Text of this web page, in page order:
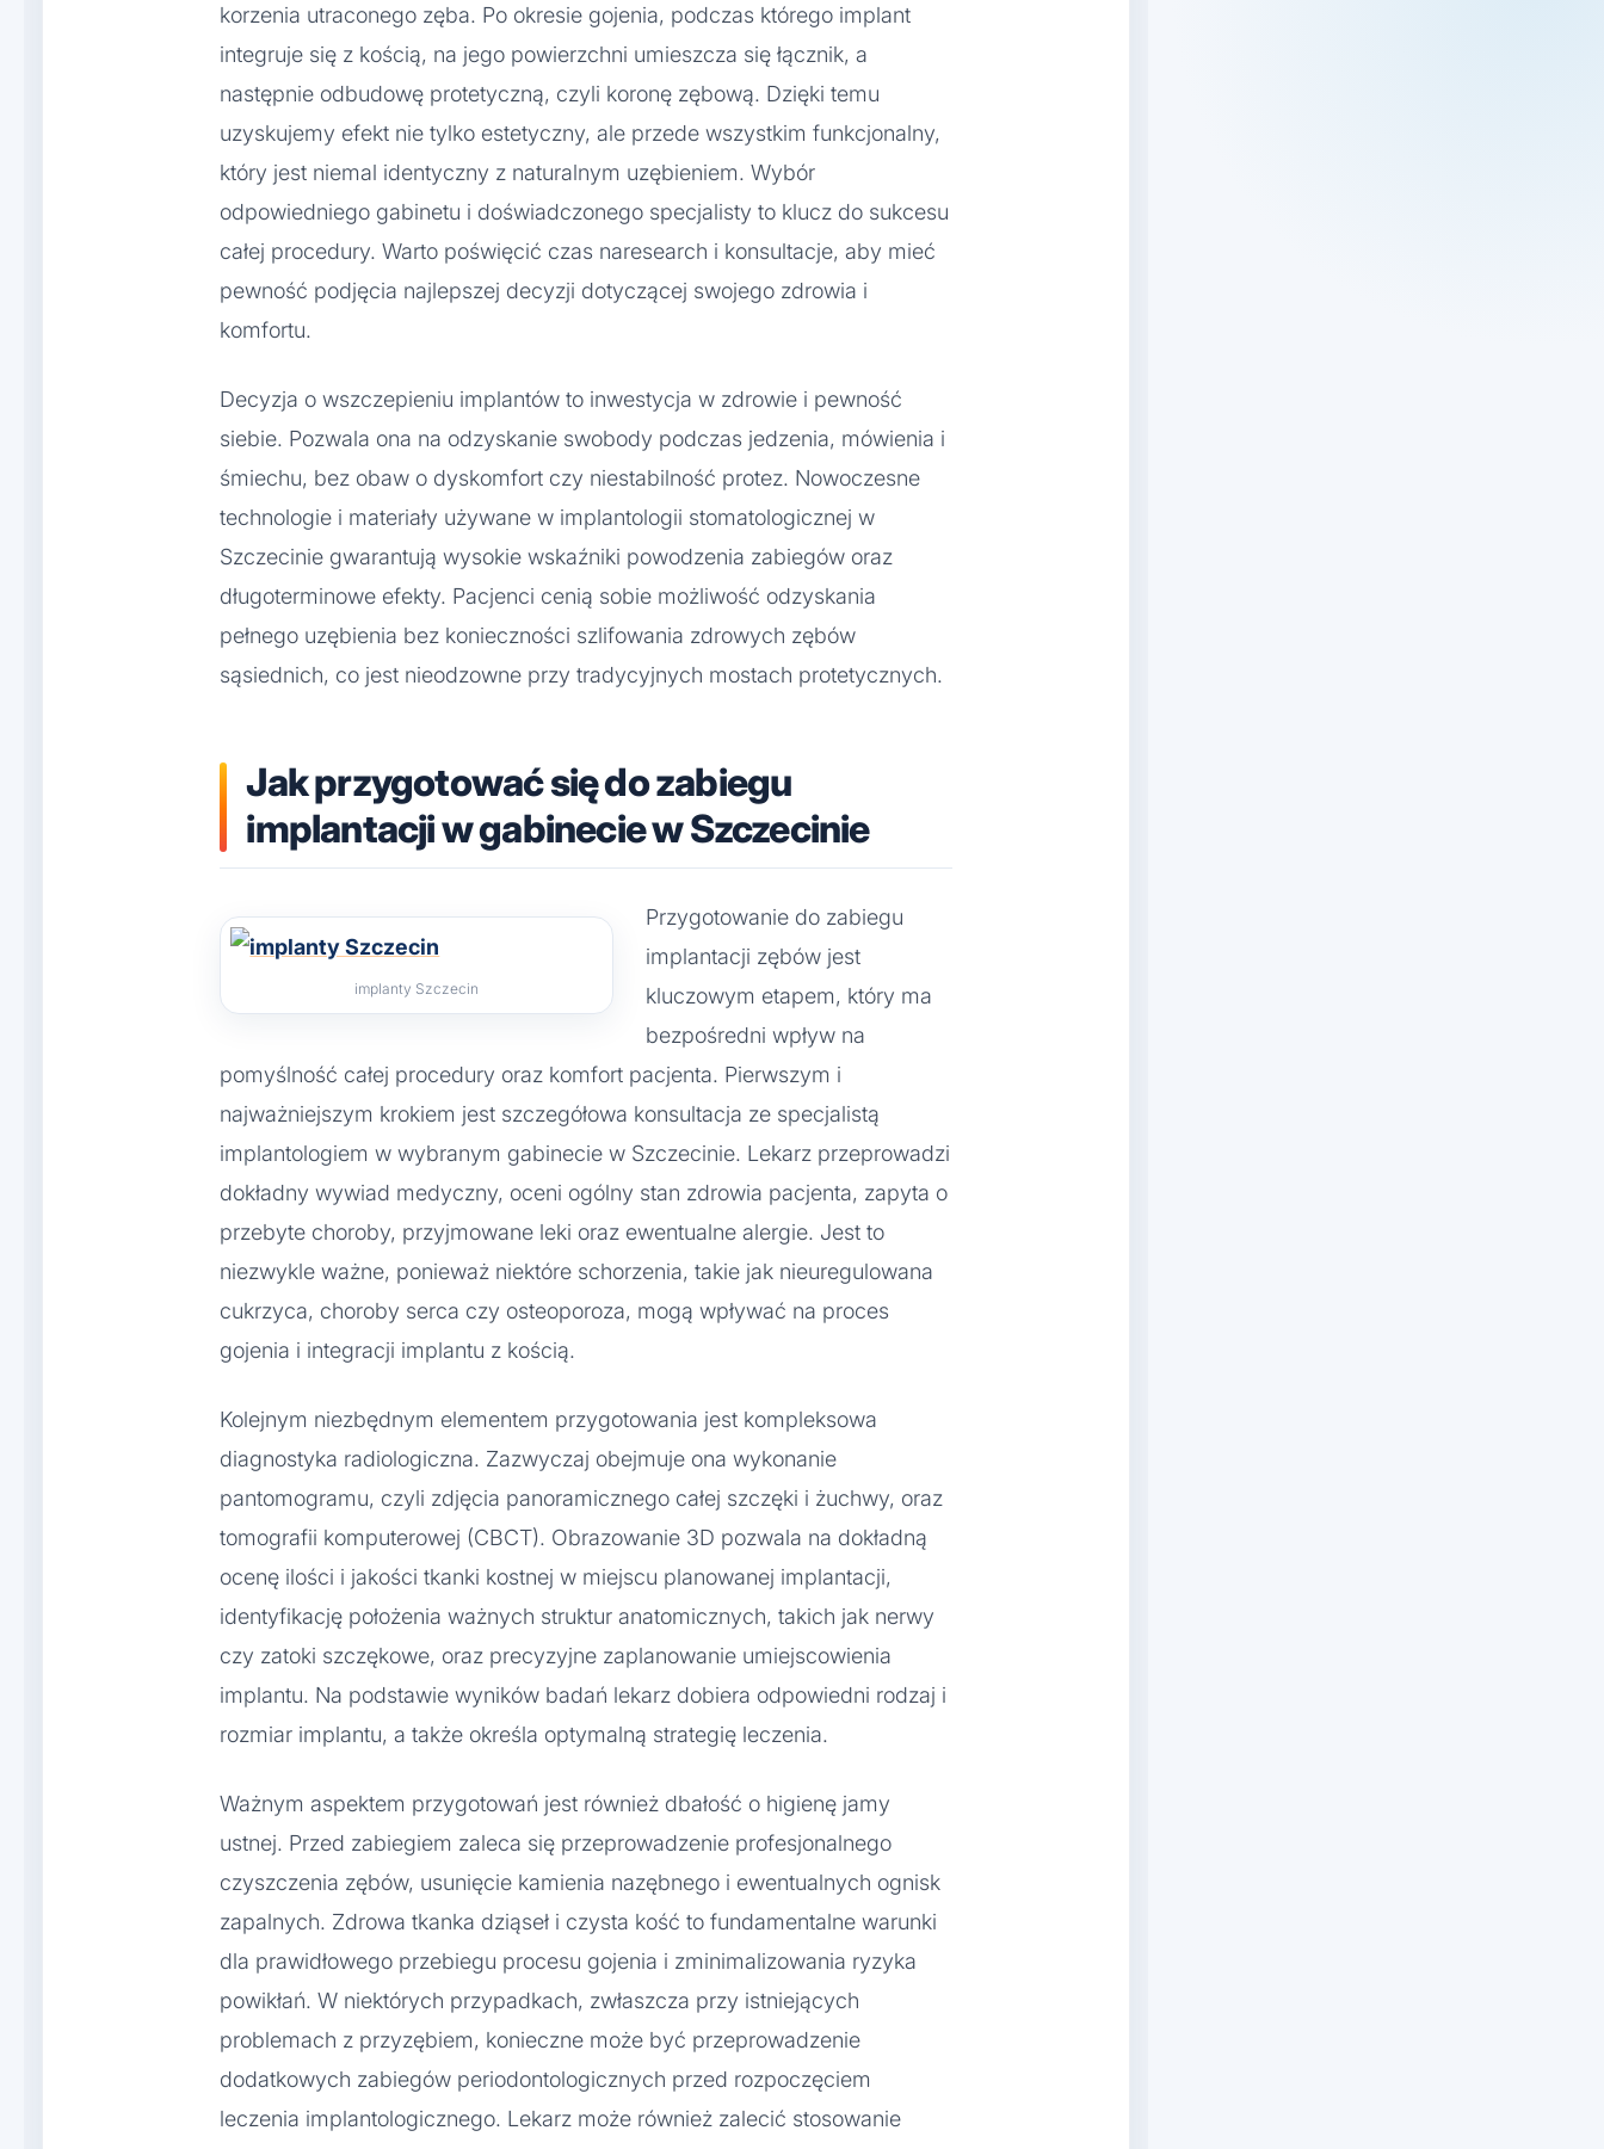
korzenia utraconego zęba. Po okresie gojenia, podczas którego implant
integruje się z kością, na jego powierzchni umieszcza się łącznik, a
następnie odbudowę protetyczną, czyli koronę zębową. Dzięki temu
uzyskujemy efekt nie tylko estetyczny, ale przede wszystkim funkcjonalny,
który jest niemal identyczny z naturalnym uzębieniem. Wybór
odpowiedniego gabinetu i doświadczonego specjalisty to klucz do sukcesu
całej procedury. Warto poświęcić czas naresearch i konsultacje, aby mieć
pewność podjęcia najlepszej decyzji dotyczącej swojego zdrowia i
komfortu.
Decyzja o wszczepieniu implantów to inwestycja w zdrowie i pewność
siebie. Pozwala ona na odzyskanie swobody podczas jedzenia, mówienia i
śmiechu, bez obaw o dyskomfort czy niestabilność protez. Nowoczesne
technologie i materiały używane w implantologii stomatologicznej w
Szczecinie gwarantują wysokie wskaźniki powodzenia zabiegów oraz
długoterminowe efekty. Pacjenci cenią sobie możliwość odzyskania
pełnego uzębienia bez konieczności szlifowania zdrowych zębów
sąsiednich, co jest nieodzowne przy tradycyjnych mostach protetycznych.
Jak przygotować się do zabiegu
implantacji w gabinecie w Szczecinie
implanty Szczecin
Przygotowanie do zabiegu
implantacji zębów jest
kluczowym etapem, który ma
bezpośredni wpływ na
pomyślność całej procedury oraz komfort pacjenta. Pierwszym i
najważniejszym krokiem jest szczegółowa konsultacja ze specjalistą
implantologiem w wybranym gabinecie w Szczecinie. Lekarz przeprowadzi
dokładny wywiad medyczny, oceni ogólny stan zdrowia pacjenta, zapyta o
przebyte choroby, przyjmowane leki oraz ewentualne alergie. Jest to
niezwykle ważne, ponieważ niektóre schorzenia, takie jak nieuregulowana
cukrzyca, choroby serca czy osteoporoza, mogą wpływać na proces
gojenia i integracji implantu z kością.
Kolejnym niezbędnym elementem przygotowania jest kompleksowa
diagnostyka radiologiczna. Zazwyczaj obejmuje ona wykonanie
pantomogramu, czyli zdjęcia panoramicznego całej szczęki i żuchwy, oraz
tomografii komputerowej (CBCT). Obrazowanie 3D pozwala na dokładną
ocenę ilości i jakości tkanki kostnej w miejscu planowanej implantacji,
identyfikację położenia ważnych struktur anatomicznych, takich jak nerwy
czy zatoki szczękowe, oraz precyzyjne zaplanowanie umiejscowienia
implantu. Na podstawie wyników badań lekarz dobiera odpowiedni rodzaj i
rozmiar implantu, a także określa optymalną strategię leczenia.
Ważnym aspektem przygotowań jest również dbałość o higienę jamy
ustnej. Przed zabiegiem zaleca się przeprowadzenie profesjonalnego
czyszczenia zębów, usunięcie kamienia nazębnego i ewentualnych ognisk
zapalnych. Zdrowa tkanka dziąseł i czysta kość to fundamentalne warunki
dla prawidłowego przebiegu procesu gojenia i zminimalizowania ryzyka
powikłań. W niektórych przypadkach, zwłaszcza przy istniejących
problemach z przyzębiem, konieczne może być przeprowadzenie
dodatkowych zabiegów periodontologicznych przed rozpoczęciem
leczenia implantologicznego. Lekarz może również zalecić stosowanie